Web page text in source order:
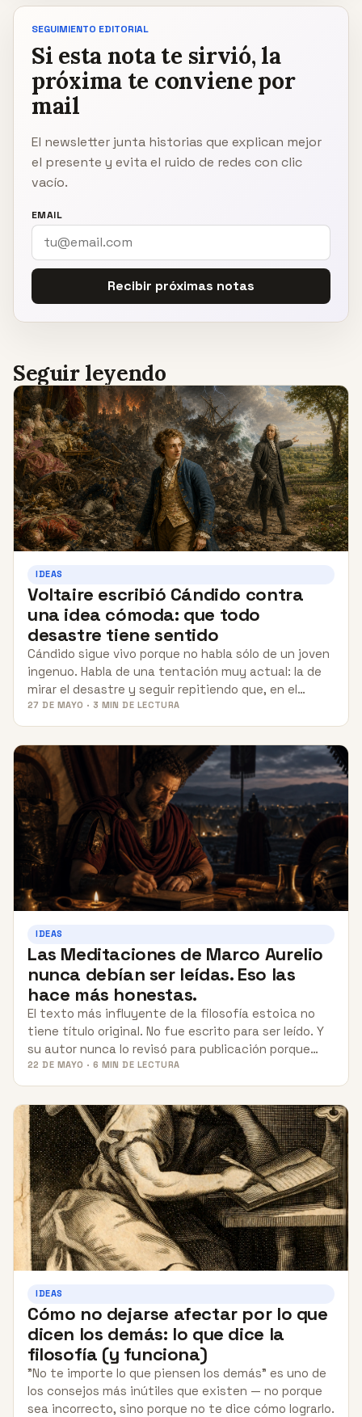
SEGUIMIENTO EDITORIAL
Si esta nota te sirvió, la
próxima te conviene por
mail
El newsletter junta historias que explican mejor
el presente y evita el ruido de redes con clic
vacío.
EMAIL
Recibir próximas notas
Seguir leyendo
IDEAS
Voltaire escribió Cándido contra
una idea cómoda: que todo
desastre tiene sentido
Cándido sigue vivo porque no habla sólo de un joven
ingenuo. Habla de una tentación muy actual: la de
mirar el desastre y seguir repitiendo que, en el…
27 DE MAYO · 3 MIN DE LECTURA
IDEAS
Las Meditaciones de Marco Aurelio
nunca debían ser leídas. Eso las
hace más honestas.
El texto más influyente de la filosofía estoica no
tiene título original. No fue escrito para ser leído. Y
su autor nunca lo revisó para publicación porque…
22 DE MAYO · 6 MIN DE LECTURA
IDEAS
Cómo no dejarse afectar por lo que
dicen los demás: lo que dice la
filosofía (y funciona)
"No te importe lo que piensen los demás" es uno de
los consejos más inútiles que existen — no porque
sea incorrecto, sino porque no te dice cómo lograrlo.